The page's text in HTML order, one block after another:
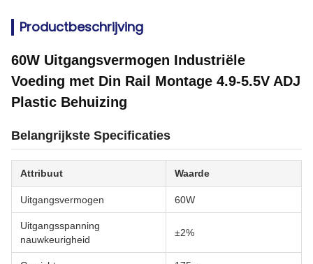
Productbeschrijving
60W Uitgangsvermogen Industriële
Voeding met Din Rail Montage 4.9-5.5V ADJ
Plastic Behuizing
Belangrijkste Specificaties
Attribuut Waarde
Uitgangsvermogen 60W
Uitgangsspanning
nauwkeurigheid
±2%